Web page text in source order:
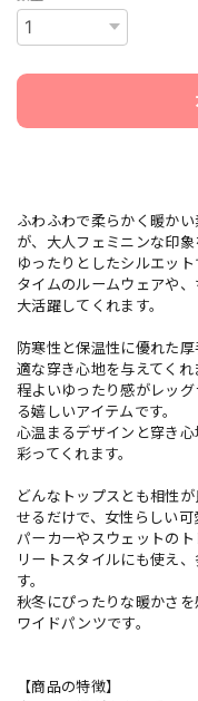
ふわふわで柔らかく暖か
が、大人フェミニンな印
ゆったりとしたシルエッ
タイムのルームウェアや
大活躍してくれます。
防寒性と保温性に優れた
適な穿き心地を与えてくれ
程よいゆったり感がレッ
る嬉しいアイテムです。
心温まるデザインと穿き
彩ってくれます。
どんなトップスとも相性
せるだけで、女性らしい可
パーカーやスウェットの
リートスタイルにも使え
す。
秋冬にぴったりな暖かさ
ワイドパンツです。
【商品の特徴】